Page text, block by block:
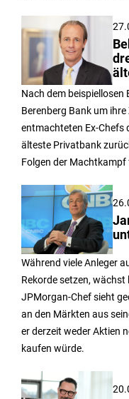
Nach dem beispiellosen
Berenberg Bank um
entmachteten Ex-Chefs
älteste Privatbank
Folgen der
Während viele Anleger
Rekorde setzen, wächst
JPMorgan-Chef sieht
an den Märkten aus
er derzeit weder Aktien
kaufen würde.